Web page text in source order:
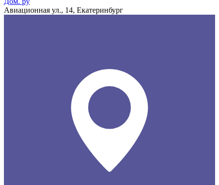
Авиационная ул., 14, Екатеринбург